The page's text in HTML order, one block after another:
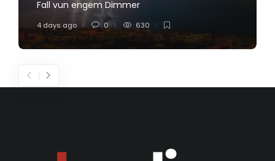
Fall vun engem Dimmer
4 days ago 0 630